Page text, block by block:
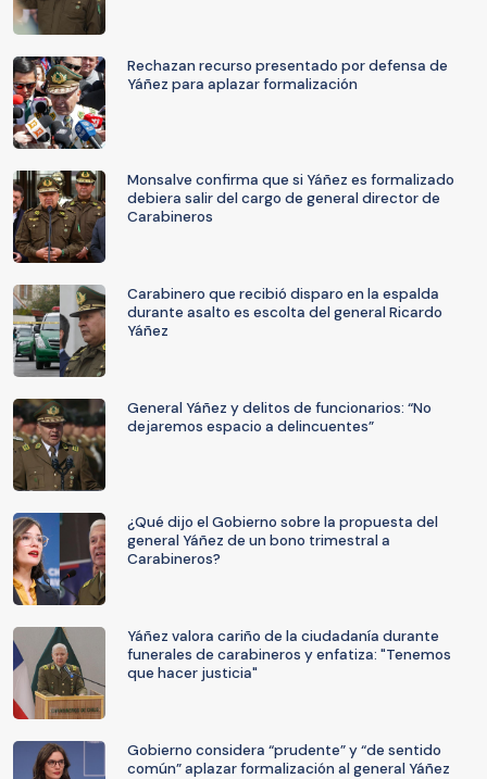
Rechazan recurso presentado por defensa de
Yáñez para aplazar formalización
Monsalve confirma que si Yáñez es formalizado
debiera salir del cargo de general director de
Carabineros
Carabinero que recibió disparo en la espalda
durante asalto es escolta del general Ricardo
Yáñez
General Yáñez y delitos de funcionarios: “No
dejaremos espacio a delincuentes”
¿Qué dijo el Gobierno sobre la propuesta del
general Yáñez de un bono trimestral a
Carabineros?
Yáñez valora cariño de la ciudadanía durante
funerales de carabineros y enfatiza: "Tenemos
que hacer justicia"
Gobierno considera “prudente” y “de sentido
común” aplazar formalización al general Yáñez